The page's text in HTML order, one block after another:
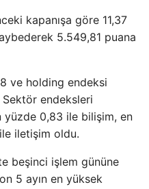
kapanışa göre 11,37
5.549,81 puana
ve holding endeksi
endeksleri
yüzde 0,83 ile bilişim, en
iletişim oldu.
beşinci işlem gününe
5 ayın en yüksek